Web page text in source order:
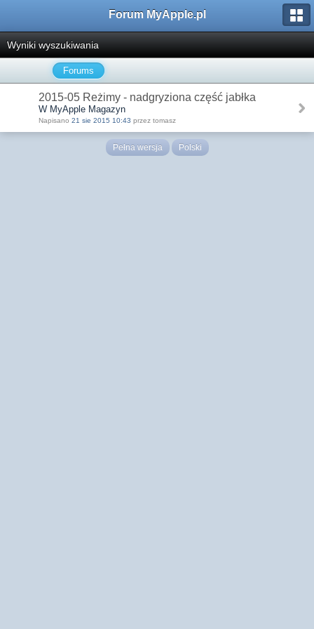
Forum MyApple.pl
Wyniki wyszukiwania
Forums
2015-05 Reżimy - nadgryziona część jabłka
W MyApple Magazyn
Napisano 21 sie 2015 10:43 przez tomasz
Pełna wersja Polski